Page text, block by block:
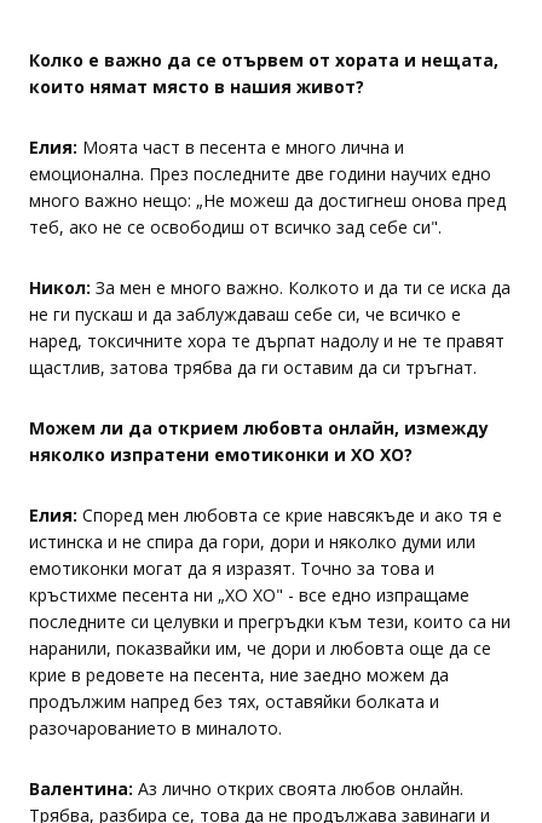
Колко е важно да се отървем от хората и нещата,
които нямат място в нашия живот?
Елия: Моята част в песента е много лична и
емоционална. През последните две години научих едно
много важно нещо: „Не можеш да достигнеш онова пред
теб, ако не се освободиш от всичко зад себе си".
Никол: За мен е много важно. Колкото и да ти се иска да
не ги пускаш и да заблуждаваш себе си, че всичко е
наред, токсичните хора те дърпат надолу и не те правят
щастлив, затова трябва да ги оставим да си тръгнат.
Можем ли да открием любовта онлайн, измежду
няколко изпратени емотиконки и XO XO?
Елия: Според мен любовта се крие навсякъде и ако тя е
истинска и не спира да гори, дори и няколко думи или
емотиконки могат да я изразят. Точно за това и
кръстихме песента ни „XO XO" - все едно изпращаме
последните си целувки и прегръдки към тези, които са ни
наранили, показвайки им, че дори и любовта още да се
крие в редовете на песента, ние заедно можем да
продължим напред без тях, оставяйки болката и
разочарованието в миналото.
Валентина: Аз лично открих своята любов онлайн.
Трябва, разбира се, това да не продължава завинаги и